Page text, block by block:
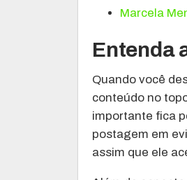
Marcela
Entenda
Quando você
conteúdo no
importante fica
postagem em
assim que ele